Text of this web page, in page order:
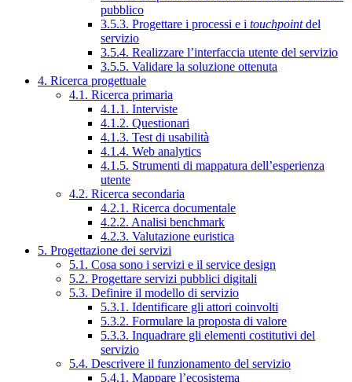
pubblico
3.5.3. Progettare i processi e i touchpointdel
servizio
3.5.4. Realizzare l’interfaccia utente del servizio
3.5.5. Validare la soluzione ottenuta
4. Ricerca progettuale
4.1. Ricerca primaria
4.1.1. Interviste
4.1.2. Questionari
4.1.3. Test di usabilità
4.1.4. Web analytics
4.1.5. Strumenti di mappatura dell’esperienza
utente
4.2. Ricerca secondaria
4.2.1. Ricerca documentale
4.2.2. Analisi benchmark
4.2.3. Valutazione euristica
5. Progettazione dei servizi
5.1. Cosa sono i servizi e il service design
5.2. Progettare servizi pubblici digitali
5.3. Definire il modello di servizio
5.3.1. Identificare gli attori coinvolti
5.3.2. Formulare la proposta di valore
5.3.3. Inquadrare gli elementi costitutivi del
servizio
5.4. Descrivere il funzionamento del servizio
5.4.1. Mappare l’ecosistema